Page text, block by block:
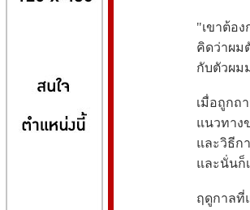
"เขาต้อ
คิดว่าผม
กับตัวผม
เมื่อถูกถ
แนวทาง
และวิธีก
และนั่นก็
ฤดูกาลที่